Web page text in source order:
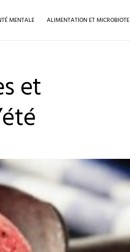
MENTALE ALIMENTATION ET MICROBIOTE
et